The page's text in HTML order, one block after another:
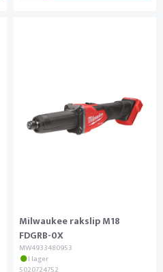
Milwaukee rakslip M18
FDGRB-0X
MW4933480953
I lager